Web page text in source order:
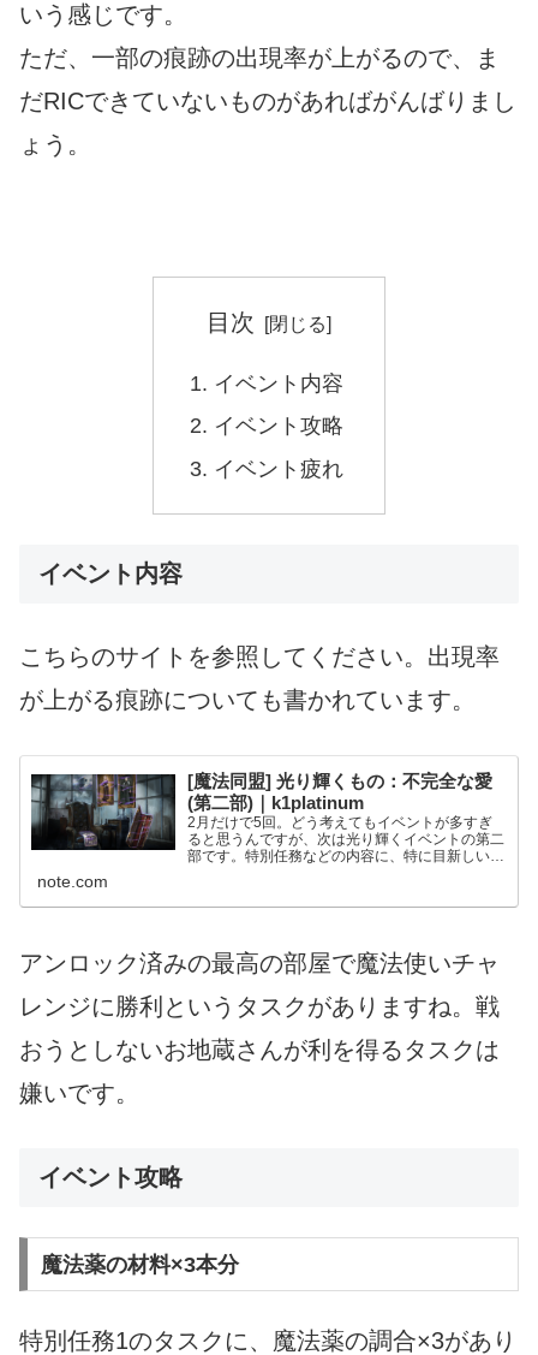
いう感じです。
ただ、一部の痕跡の出現率が上がるので、ま
だRICできていないものがあればがんばりまし
ょう。
目次
イベント内容
イベント攻略
イベント疲れ
イベント内容
こちらのサイトを参照してください。出現率
が上がる痕跡についても書かれています。
[魔法同盟] 光り輝くもの：不完全な愛
(第二部)｜k1platinum
2月だけで5回。どう考えてもイベントが多すぎ
ると思うんですが、次は光り輝くイベントの第二
部です。特別任務などの内容に、特に目新しいも
note.com
アンロック済みの最高の部屋で魔法使いチャ
レンジに勝利というタスクがありますね。戦
おうとしないお地蔵さんが利を得るタスクは
嫌いです。
イベント攻略
魔法薬の材料×3本分
特別任務1のタスクに、魔法薬の調合×3があり